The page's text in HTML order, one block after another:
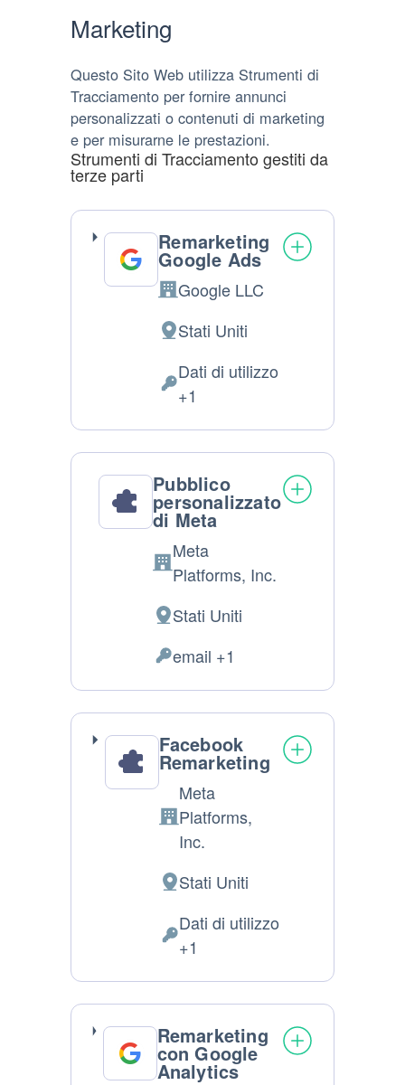
Marketing
Questo Sito Web utilizza Strumenti di
Tracciamento per fornire annunci
personalizzati o contenuti di marketing
e per misurarne le prestazioni.
Strumenti di Tracciamento gestiti da
terze parti
Remarketing
Google Ads
Azienda:
Google LLC
Luogo
del
trattamento:
Stati Uniti
Dati
Dati di utilizzo
+1
Pubblico
personalizzato
di Meta
Azienda:
Meta
Platforms, Inc.
Luogo
del
Stati Uniti
Dati
Personali
trattati:
email +1
Facebook
Remarketing
Azienda:
Meta
Platforms,
Inc.
Luogo
trattamento:
Stati Uniti
Dati
Dati di utilizzo
+1
Remarketing
con Google
Analytics